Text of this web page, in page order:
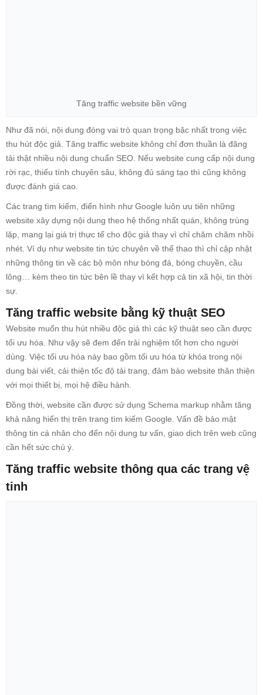
Tăng traffic website bền vững
Như đã nói, nội dung đóng vai trò quan trọng bậc nhất trong việc
thu hút độc giả. Tăng traffic website không chỉ đơn thuần là đăng
tải thật nhiều nội dung chuẩn SEO. Nếu website cung cấp nội dung
rời rạc, thiếu tính chuyên sâu, không đủ sáng tạo thì cũng không
được đánh giá cao.
Các trang tìm kiếm, điển hình như Google luôn ưu tiên những
website xây dựng nội dung theo hệ thống nhất quán, không trùng
lặp, mang lại giá trị thực tế cho độc giả thay vì chỉ chăm chăm nhồi
nhét. Ví dụ như website tin tức chuyên về thể thao thì chỉ cập nhật
những thông tin về các bộ môn như bóng đá, bóng chuyền, cầu
lông… kèm theo tin tức bên lề thay vì kết hợp cả tin xã hội, tin thời
sự.
Tăng traffic website bằng kỹ thuật SEO
Website muốn thu hút nhiều độc giả thì các kỹ thuật seo cần được
tối ưu hóa. Như vậy sẽ đem đến trải nghiệm tốt hơn cho người
dùng. Việc tối ưu hóa này bao gồm tối ưu hóa từ khóa trong nội
dung bài viết, cải thiện tốc độ tải trang, đảm bảo website thân thiện
với mọi thiết bị, mọi hệ điều hành.
Đồng thời, website cần được sử dụng Schema markup nhằm tăng
khả năng hiển thị trên trang tìm kiếm Google. Vấn đề bảo mật
thông tin cá nhân cho đến nội dung tư vấn, giao dịch trên web cũng
cần hết sức chú ý.
Tăng traffic website thông qua các trang vệ
tinh